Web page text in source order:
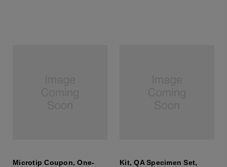
Microtip Coupon, One-
Kit, QA Specimen Set,